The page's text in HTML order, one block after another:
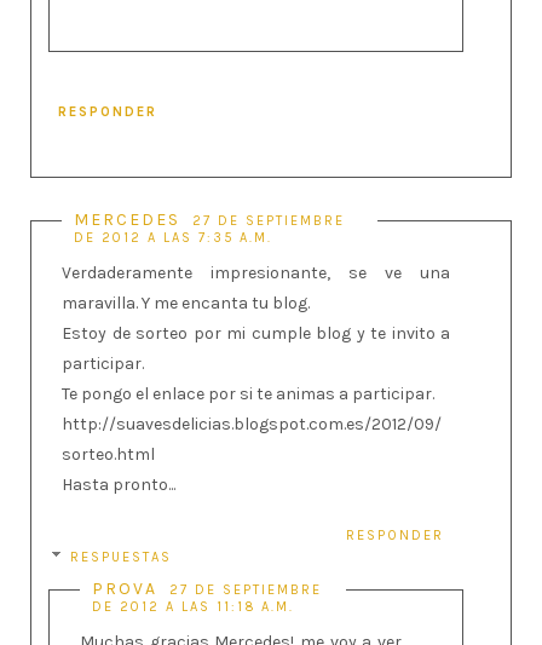
RESPONDER
MERCEDES
27 DE SEPTIEMBRE
DE 2012 A LAS 7:35 A.M.
Verdaderamente impresionante, se ve una
maravilla. Y me encanta tu blog.
Estoy de sorteo por mi cumple blog y te invito a
participar.
Te pongo el enlace por si te animas a participar.
http://suavesdelicias.blogspot.com.es/2012/09/
sorteo.html
Hasta pronto...
RESPONDER
RESPUESTAS
PROVA
27 DE SEPTIEMBRE
DE 2012 A LAS 11:18 A.M.